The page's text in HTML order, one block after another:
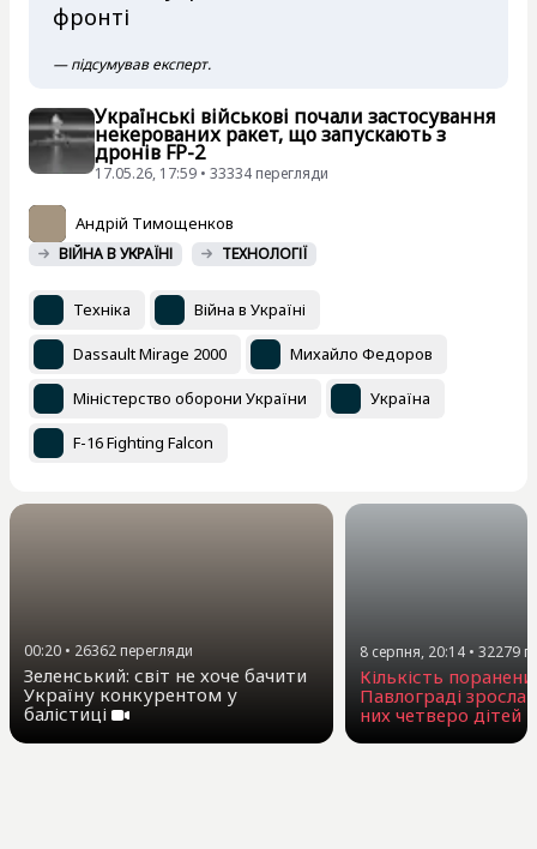
фронті
— підсумував експерт.
Українські військові почали застосування
некерованих ракет, що запускають з
дронів FP-2
17.05.26, 17:59 • 33334 перегляди
Андрій Тимощенков
ВІЙНА В УКРАЇНІ ТЕХНОЛОГІЇ
Техніка Війна в Україні
Dassault Mirage 2000 Михайло Федоров
Міністерство оборони України Україна
F-16 Fighting Falcon
00:20 • 26362 перегляди
Зеленський: світ не хоче бачити
Україну конкурентом у
балістиці
8 серпня, 20:14 • 32279
Кількість
Павлограді зросла
них четверо дітей